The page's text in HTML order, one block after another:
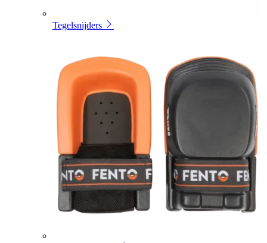
Tegelsnijders